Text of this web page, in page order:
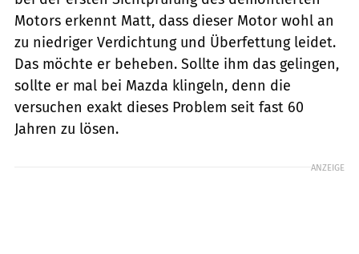
Motors erkennt Matt, dass dieser Motor wohl an
zu niedriger Verdichtung und Überfettung leidet.
Das möchte er beheben. Sollte ihm das gelingen,
sollte er mal bei Mazda klingeln, denn die
versuchen exakt dieses Problem seit fast 60
Jahren zu lösen.
ANZEIGE